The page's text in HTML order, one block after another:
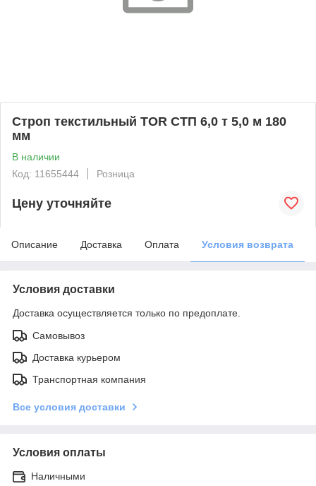
Строп текстильный TOR СТП 6,0 т 5,0 м 180
мм
В наличии
Код: 11655444
Розница
Цену уточняйте
Описание Доставка Оплата Условия возврата
Условия доставки
Доставка осуществляется только по предоплате.
Самовывоз
Доставка курьером
Транспортная компания
Все условия доставки
Условия оплаты
Наличными